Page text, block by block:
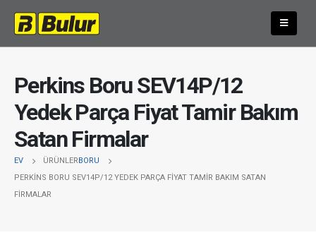
Perkins Boru SEV14P/12
Yedek Parça Fiyat Tamir Bakım
Satan Firmalar
EV ÜRÜNLERBORU
PERKINS BORU SEV14P/12 YEDEK PARÇA FIYAT TAMIR BAKIM SATAN
FIRMALAR